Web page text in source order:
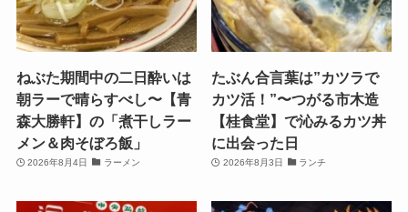
ねぶた期間中の二日酔いは
朝ラーで晴らすべし〜【青
森大勝軒】の「煮干しラー
メン＆肉そぼろ飯」
2026年8月4日 ラーメン
たぶん合言葉は”カツラで
カツ活！”〜つがる市木造
【桂食堂】で沁みるカツ丼
に出会った日
2026年8月3日 ランチ